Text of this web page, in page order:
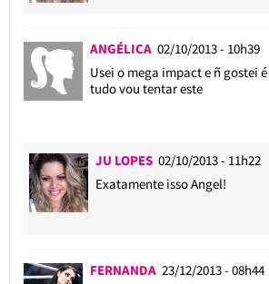
ANGÉLICA 02/10/2013 - 10h39
Usei o mega impact e ñ gostei
tudo vou tentar este
JU LOPES 02/10/2013 - 11h22
Exatamente isso Angel!
FERNANDA 23/12/2013 - 08h44